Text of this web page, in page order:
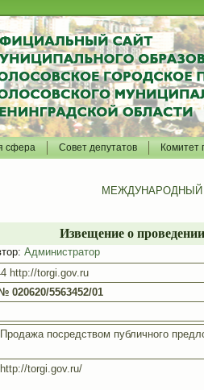
сфера Совет депутатов Комитет
Извещение о
Администратор
http://torgi.gov.ru
020620/5563452/01
Продажа посредством публичного
http://torgi.gov.ru/